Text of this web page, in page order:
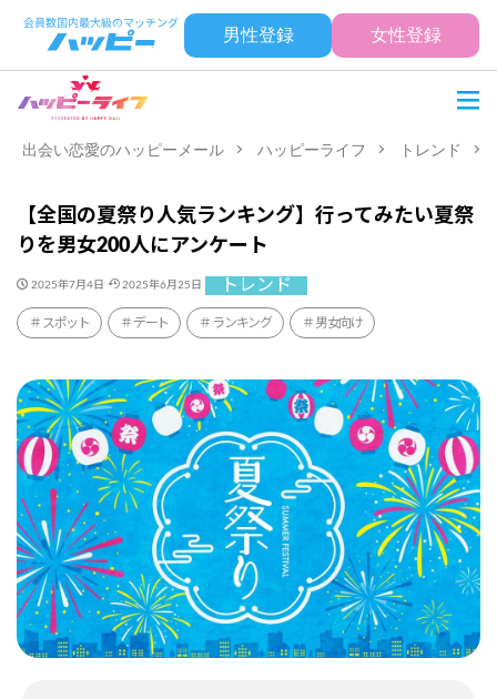
男性登録 女性登録
出会い恋愛のハッピーメール ハッピーライフ トレンド
【全国の夏祭り人気ランキング】行ってみたい夏祭
りを男女200人にアンケート
2025年7月4日 2025年6月25日 トレンド
スポット デート ランキング 男女向け